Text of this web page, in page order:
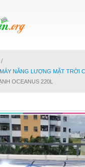
MÁY NĂNG LƯỢNG MẶT TRỜI
OCEANUS 220L